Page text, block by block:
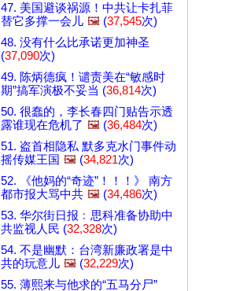
47. 美国避谈祸源！中共让卡扎菲
替它多撑一会儿 🖼️ (37,545次)
48. 没有什么比承诺更加神圣
(37,090次)
49. 陈炳德疯！谴责美在“敏感时
期”搞军演极不妥当 (36,814次)
50. 很蠢的，李长春四门贴告示透
露谁现在危机了 🖼️ (36,484次)
51. 盗首相隐私 默多克水门事件动
摇传媒王国 🖼️ (34,821次)
52. 《他妈的“奇迹”！！！》 南方
都市报大骂中共 🖼️ (34,486次)
53. 华尔街日报﹕思科准备协助中
共监视人民 (32,328次)
54. 不是幽默：台湾新廉政署是中
共的玩意儿 🖼️ (32,229次)
55. 薄熙来与他求的“五马分尸”